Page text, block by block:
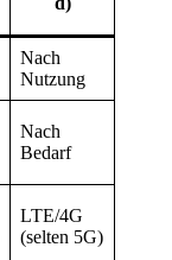
Nach
Nutzung
Nach
Bedarf
LTE/4G
(selten 5G)